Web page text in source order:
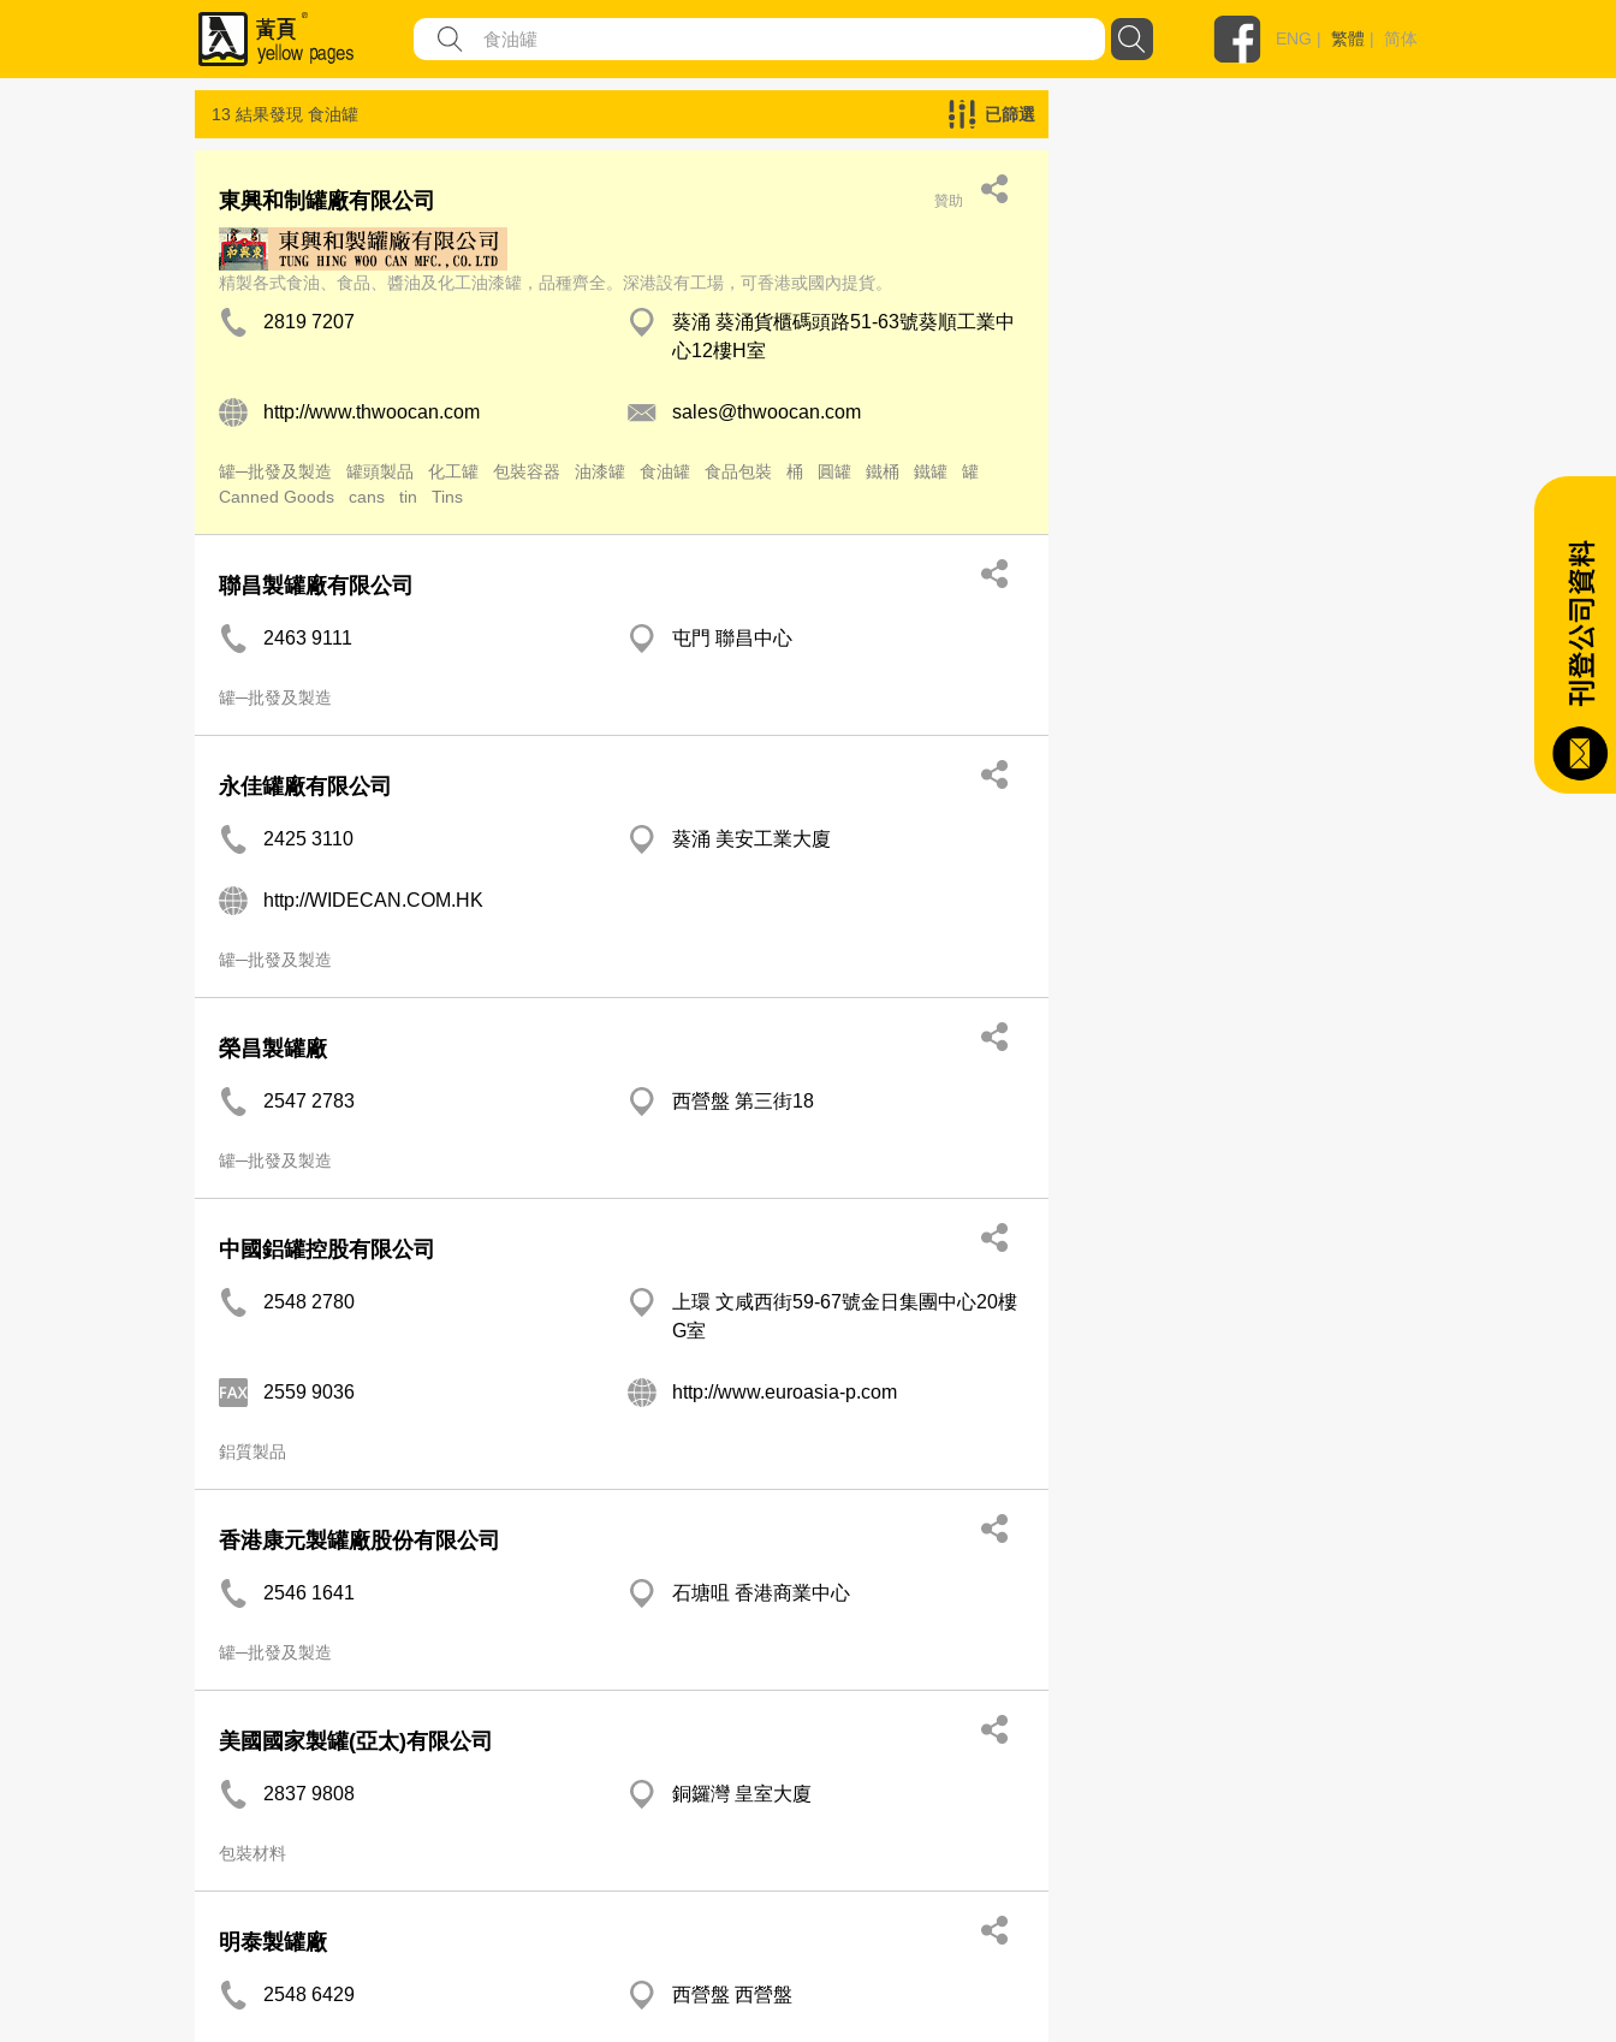
ENG | 繁體 | 简体
13 結果發現 食油罐 已篩選
東興和制罐廠有限公司 贊助
精製各式食油、食品、醬油及化工油漆罐，品種齊全。深港設有工場，可香港或國內提貨。
2819 7207
葵涌 葵涌貨櫃碼頭路51-63號葵順工業中
心12樓H室
http://www.thwoocan.com sales@thwoocan.com
罐─批發及製造 罐頭製品 化工罐 包裝容器 油漆罐 食油罐 食品包裝 桶 圓罐 鐵桶 鐵罐
罐
Canned Goods
cans tin Tins
聯昌製罐廠有限公司
2463 9111 屯門 聯昌中心
罐─批發及製造
永佳罐廠有限公司
2425 3110 葵涌 美安工業大廈
http://WIDECAN.COM.HK
罐─批發及製造
榮昌製罐廠
2547 2783 西營盤 第三街18
罐─批發及製造
中國鋁罐控股有限公司
2548 2780
上環 文咸西街59-67號金日集團中心20樓
G室
2559 9036 http://www.euroasia-p.com
鋁質製品
香港康元製罐廠股份有限公司
2546 1641 石塘咀 香港商業中心
罐─批發及製造
美國國家製罐(亞太)有限公司
2837 9808 銅鑼灣 皇室大廈
包裝材料
明泰製罐廠
2548 6429 西營盤 西營盤